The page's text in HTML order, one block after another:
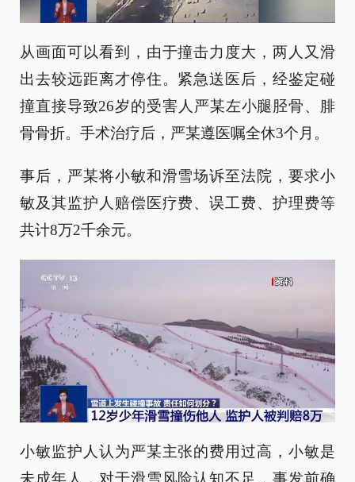
从画面可以看到，由于撞击力度大，两人又滑
出去较远距离才停住。紧急送医后，经鉴定碰
撞直接导致26岁的受害人严某左小腿胫骨、腓
骨骨折。手术治疗后，严某遵医嘱全休3个月。
事后，严某将小敏和滑雪场诉至法院，要求小
敏及其监护人赔偿医疗费、误工费、护理费等
共计8万2千余元。
小敏监护人认为严某主张的费用过高，小敏是